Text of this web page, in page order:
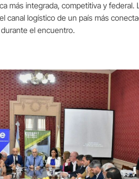
más integrada, competitiva y
canal logístico de un país más
el encuentro.